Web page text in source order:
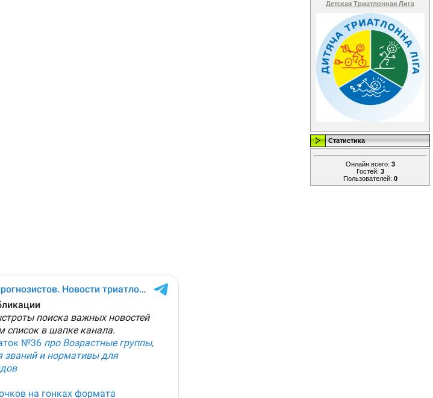
Детская Триатлонная Лига
Статистика
Онлайн всего: 3
Гостей: 3
Пользователей: 0